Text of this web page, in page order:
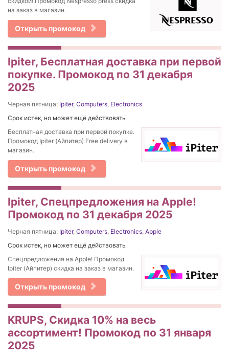
на заказ в магазин.
Открыть промокод
Ipiter, Бесплатная доставка при первой
покупке. Промокод по 31 декабря
2025
Черная пятница: Ipiter, Computers Electronics
Срок истек, но может ещё действовать
Бесплатная доставка при первой покупке.
Промокод Ipiter (Айпитер) Free delivery в
магазин.
Открыть промокод
Ipiter, Спецпредложения на Apple!
Промокод по 31 декабря 2025
Черная пятница: Ipiter, Computers Electronics Apple
Срок истек, но может ещё действовать
Спецпредложения на Apple! Промокод
Ipiter (Айпитер) скидка на заказ в магазин.
Открыть промокод
KRUPS, Скидка 10% на весь
ассортимент! Промокод по 31 января
2025